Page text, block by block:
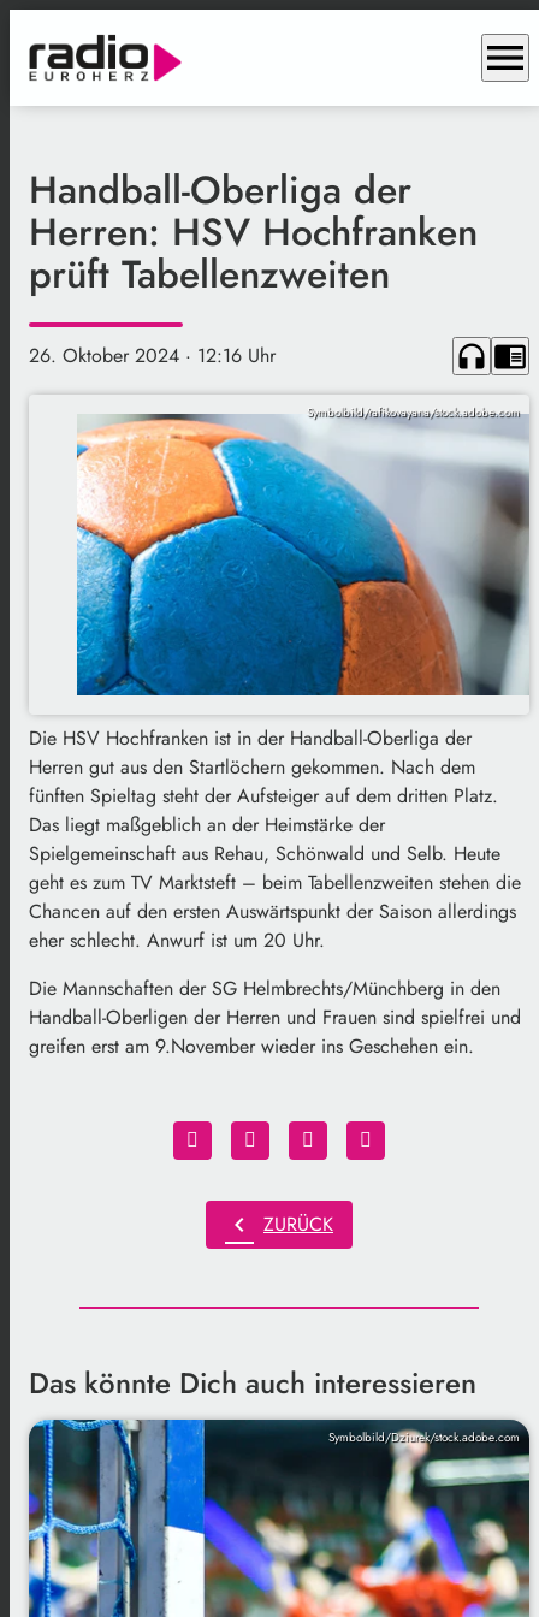
menu
Handball-Oberliga der
Herren: HSV Hochfranken
prüft Tabellenzweiten
26. Oktober 2024 · 12:16 Uhr headphones chrome_reader_mode
Symbolbild/rafikovayana/stock.adobe.com
Die HSV Hochfranken ist in der Handball-Oberliga der
Herren gut aus den Startlöchern gekommen. Nach dem
fünften Spieltag steht der Aufsteiger auf dem dritten Platz.
Das liegt maßgeblich an der Heimstärke der
Spielgemeinschaft aus Rehau, Schönwald und Selb. Heute
geht es zum TV Marktsteft – beim Tabellenzweiten stehen die
Chancen auf den ersten Auswärtspunkt der Saison allerdings
eher schlecht. Anwurf ist um 20 Uhr.
Die Mannschaften der SG Helmbrechts/Münchberg in den
Handball-Oberligen der Herren und Frauen sind spielfrei und
greifen erst am 9.November wieder ins Geschehen ein.
chevron_left ZURÜCK
Das könnte Dich auch interessieren
Symbolbild/Dziurek/stock.adobe.com